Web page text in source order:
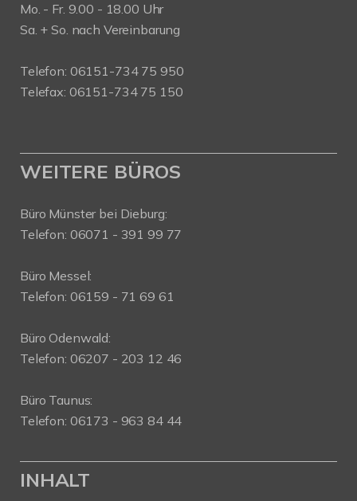
Mo. - Fr. 9.00 - 18.00 Uhr
Sa. + So. nach Vereinbarung
Telefon: 06151-734 75 950
Telefax: 06151-734 75 150
WEITERE BÜROS
Büro Münster bei Dieburg:
Telefon: 06071 - 391 99 77
Büro Messel:
Telefon: 06159 - 71 69 61
Büro Odenwald:
Telefon: 06207 - 203 12 46
Büro Taunus:
Telefon: 06173 - 963 84 44
INHALT